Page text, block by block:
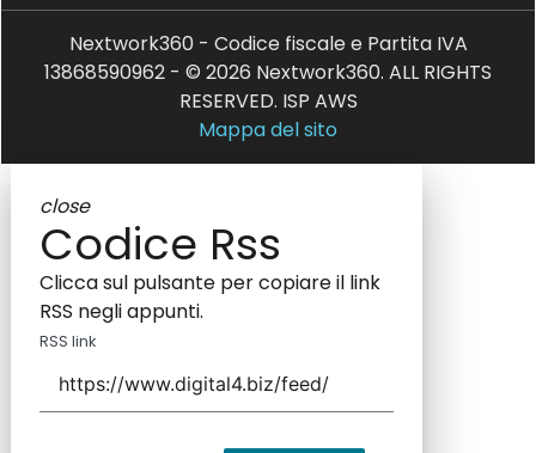
Nextwork360 - Codice fiscale e Partita IVA
13868590962 - © 2026 Nextwork360. ALL RIGHTS
RESERVED. ISP AWS
Mappa del sito
close
Codice Rss
Clicca sul pulsante per copiare il link
RSS negli appunti.
RSS link